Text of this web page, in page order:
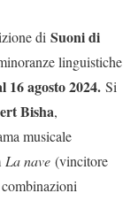
di Suoni di
linguistiche
16 agosto 2024. Si
Bisha,
musicale
La nave (vincitore